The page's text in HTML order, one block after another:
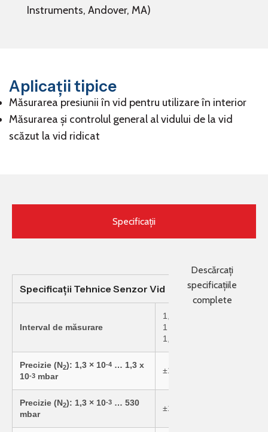
Instruments, Andover, MA)
Aplicații tipice
Măsurarea presiunii în vid pentru utilizare în interior
Măsurarea și controlul general al vidului de la vid
scăzut la vid ridicat
Specificații
Specificații Tehnice Senzor Vid
Interval de măsurare
1,3 × 10
1 × 10
1,3 × 10
Precizie (N2): 1,3 × 10-4 … 1,3 x
10-3 mbar
±10 mbar
Precizie (N2): 1,3 × 10-3 … 530
mbar
±10% din valoarea citită
Descărcați
specificațiile
complete